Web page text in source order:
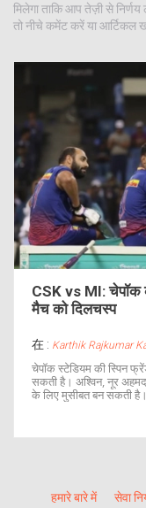
मिलेगा ताकि आप तेज़ी से
तो नीचे कमेंट करें या आर्टिकल
CSK vs MI: चेपॉक
मैच को दिलचस्प
在 : Karthik Rajkumar
चेपॉक स्टेडियम की स्पिन
सकती है। अश्विन, नूर
के लिए मुसीबत बन सकती
हमारे बारे में सेवा